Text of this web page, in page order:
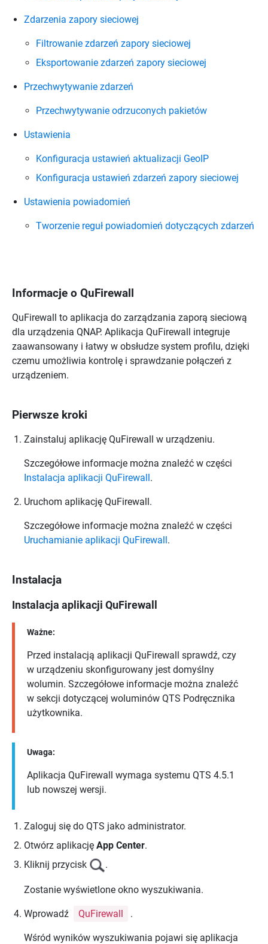
Zdarzenia zapory sieciowej
Filtrowanie zdarzeń zapory sieciowej
Eksportowanie zdarzeń zapory sieciowej
Przechwytywanie zdarzeń
Przechwytywanie odrzuconych pakietów
Ustawienia
Konfiguracja ustawień aktualizacji GeoIP
Konfiguracja ustawień zdarzeń zapory sieciowej
Ustawienia powiadomień
Tworzenie reguł powiadomień dotyczących zdarzeń
Informacje o QuFirewall
QuFirewall to aplikacja do zarządzania zaporą sieciową
dla urządzenia QNAP. Aplikacja QuFirewall integruje
zaawansowany i łatwy w obsłudze system profilu, dzięki
czemu umożliwia kontrolę i sprawdzanie połączeń z
urządzeniem.
Pierwsze kroki
Zainstaluj aplikację QuFirewall w urządzeniu.
Szczegółowe informacje można znaleźć w części
Instalacja aplikacji QuFirewall.
Uruchom aplikację QuFirewall.
Szczegółowe informacje można znaleźć w części
Uruchamianie aplikacji QuFirewall.
Instalacja
Instalacja aplikacji QuFirewall
Ważne:
Przed instalacją aplikacji QuFirewall sprawdź, czy
w urządzeniu skonfigurowany jest domyślny
wolumin. Szczegółowe informacje można znaleźć
w sekcji dotyczącej woluminów QTS Podręcznika
użytkownika.
Uwaga:
Aplikacja QuFirewall wymaga systemu QTS 4.5.1
lub nowszej wersji.
Zaloguj się do QTS jako administrator.
Otwórz aplikację App Center.
Kliknij przycisk
.
Zostanie wyświetlone okno wyszukiwania.
Wprowadź QuFirewall .
Wśród wyników wyszukiwania pojawi się aplikacja